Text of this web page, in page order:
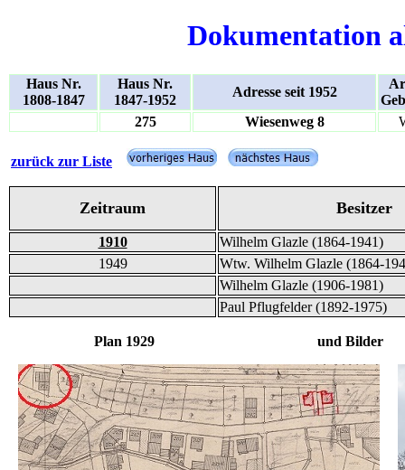
Dokumentation
Haus Nr.
1808-1847
Haus Nr.
1847-1952
Adresse seit 1952
275
Wiesenweg 8
zurück zur Liste
Zeitraum Besitzer
1910
Wilhelm Glazle (1864-1941)
1949
Wtw. Wilhelm Glazle (1864-
Wilhelm Glazle (1906-1981)
Paul Pflugfelder (1892-1975)
Plan 1929 und Bilder